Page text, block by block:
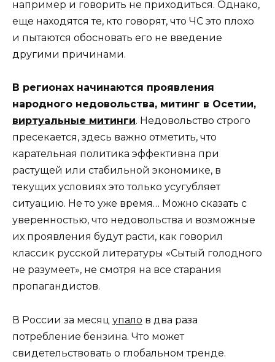
например и говорить не приходиться. Однако,
еще находятся те, кто говорят, что ЧС это плохо
и пытаются обосновать его не введение
другими причинами.
В регионах начинаются проявления
народного недовольства, митинг в Осетии,
виртуальные митинги. Недовольство строго
пресекается, здесь важно отметить, что
карательная политика эффективна при
растущей или стабильной экономике, в
текущих условиях это только усугубляет
ситуацию. Не то уже время… Можно сказать с
уверенностью, что недовольства и возможные
их проявления будут расти, как говорил
классик русской литературы «Сытый голодного
не разумеет», не смотря на все старания
пропагандистов.
В России за месяц упало в два раза
потребление бензина. Что может
свидетельствовать о глобальном тренде.